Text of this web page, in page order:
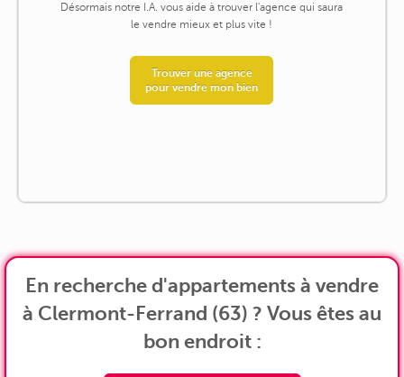
Désormais notre I.A. vous aide à trouver l'agence qui saura
le vendre mieux et plus vite !
Trouver une agence
pour vendre mon bien
En recherche d'appartements à vendre
à Clermont-Ferrand (63) ? Vous êtes au
bon endroit :